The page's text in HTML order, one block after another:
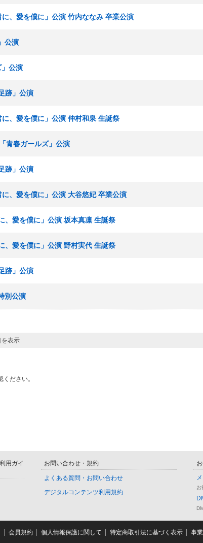
、愛を僕に」公演 竹内ななみ 卒業公演
公演
公演
跡」公演
、愛を僕に」公演 仲村和泉 生誕祭
青春ガールズ」公演
跡」公演
、愛を僕に」公演 大谷悠妃 卒業公演
、愛を僕に」公演 坂本真凛 生誕祭
、愛を僕に」公演 野村実代 生誕祭
跡」公演
別公演
表示
ださい。
用ガイ
お問い合わせ・規約
よくある質問・お問い合わせ
デジタルコンテンツ利用規約
お
会員規約 個人情報保護に関して 特定商取引法に基づく表示 事